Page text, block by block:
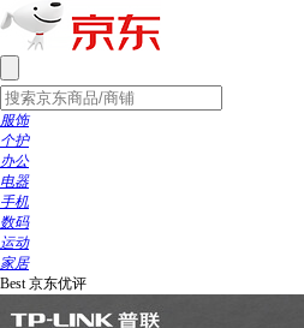
服饰
个护
办公
电器
手机
数码
运动
家居
Best 京东优评